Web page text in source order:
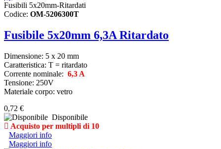
Fusibili 5x20mm-Ritardati
Codice: OM-5206300T
Fusibile 5x20mm 6,3A Ritardato
Dimensione: 5 x 20 mm
Caratteristica: T = ritardato
Corrente nominale: 6,3 A
Tensione: 250V
Materiale corpo: vetro
0,72 €
Disponibile
Acquisto per multipli di 10
Maggiori info
Maggiori info